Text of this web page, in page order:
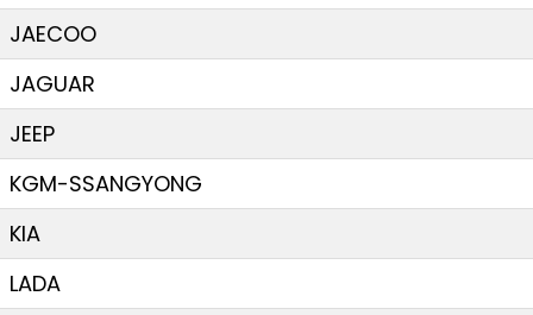
JAECOO
JAGUAR
JEEP
KGM-SSANGYONG
KIA
LADA